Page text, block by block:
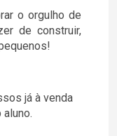
o orgulho de
de construir,
já à venda